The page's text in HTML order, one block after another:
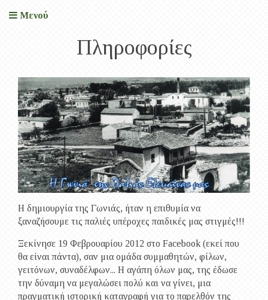
Μενού
Πληροφορίες
Η δημιουργία της Γωνιάς, ήταν η επιθυμία να
ξαναζήσουμε τις παλιές υπέροχες παιδικές μας στιγμές!!!
Ξεκίνησε 19 Φεβρουαρίου 2012 στο Facebook (εκεί που
θα είναι πάντα), σαν μια ομάδα συμμαθητών, φίλων,
γειτόνων, συναδέλφων... Η αγάπη όλων μας, της έδωσε
την δύναμη να μεγαλώσει πολύ και να γίνει, μια
πραγματική ιστορική καταγραφή για το παρελθόν της